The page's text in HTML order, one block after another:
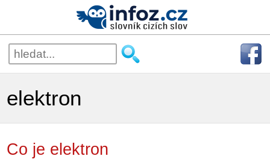
elektron
Co je elektron